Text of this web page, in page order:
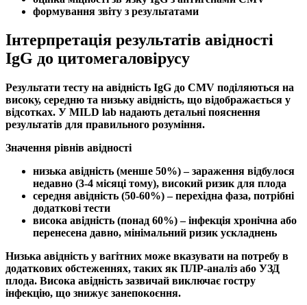
формування звіту з результатами
Інтерпретація результатів авідності
IgG до цитомегаловірусу
Результати тесту на авідність IgG до CMV поділяються на
високу, середню та низьку авідність, що відображається у
відсотках. У MILD lab надають детальні пояснення
результатів для правильного розуміння.
Значення рівнів авідності
низька авідність (менше 50%) – зараження відбулося
недавно (3-4 місяці тому), високий ризик для плода
середня авідність (50-60%) – перехідна фаза, потрібні
додаткові тести
висока авідність (понад 60%) –інфекція хронічна або
перенесена давно, мінімальний ризик ускладнень
Низька авідність у вагітних може вказувати на потребу в
додаткових обстеженнях, таких як ПЛР-аналіз або УЗД
плода. Висока авідність зазвичай виключає гостру
інфекцію, що знижує занепокоєння.